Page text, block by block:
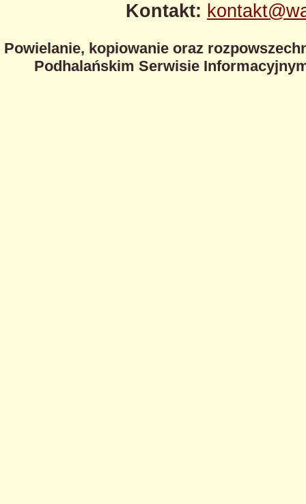
Kontakt:
Powielanie, kopiowanie oraz
Podhalańskim Serwisie